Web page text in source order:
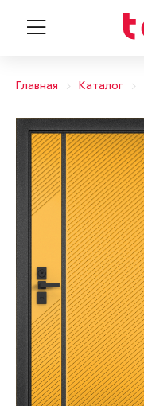
Главная Каталог